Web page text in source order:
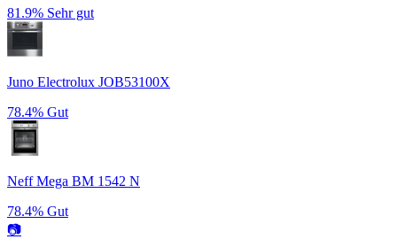
81.9% Sehr gut
Juno Electrolux JOB53100X
78.4% Gut
Neff Mega BM 1542 N
78.4% Gut
📷